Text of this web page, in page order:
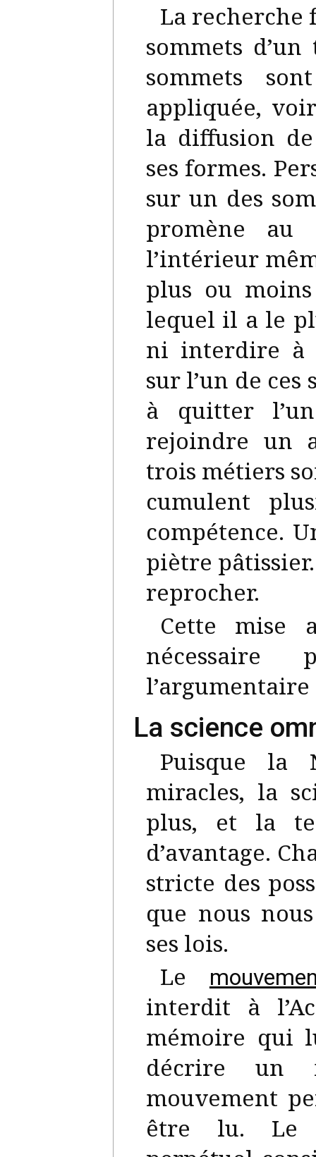
La recherche
sommets
sommets
appliquée,
la diffusion de
ses formes.
sur un des
promène au
l’intérieur
plus ou
lequel il a le
ni interdire à
sur l’un de
à quitter
rejoindre un
trois métiers
cumulent
compétence.
piètre
reprocher.
Cette mise
nécessaire
La science
Puisque la
miracles, la
plus, et la
d’avantage.
stricte des
que nous
ses lois.
Le
interdit à
mémoire qui
décrire un
mouvement
être lu. Le